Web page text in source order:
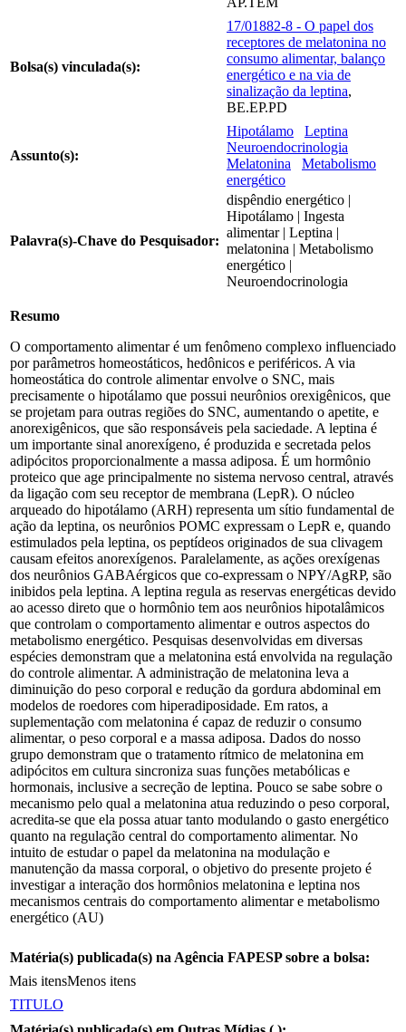
Bolsa(s) vinculada(s):
17/01882-8 - O papel dos
receptores de melatonina no
consumo alimentar, balanço
energético e na via de
sinalização da leptina,
BE.EP.PD
Assunto(s):
Hipotálamo
Leptina
Neuroendocrinologia
Melatonina
Metabolismo
energético
Palavra(s)-Chave do Pesquisador:
dispêndio energético |
Hipotálamo | Ingesta
alimentar | Leptina |
melatonina | Metabolismo
energético |
Neuroendocrinologia
Resumo
O comportamento alimentar é um fenômeno complexo influenciado
por parâmetros homeostáticos, hedônicos e periféricos. A via
homeostática do controle alimentar envolve o SNC, mais
precisamente o hipotálamo que possui neurônios orexigênicos, que
se projetam para outras regiões do SNC, aumentando o apetite, e
anorexigênicos, que são responsáveis pela saciedade. A leptina é
um importante sinal anorexígeno, é produzida e secretada pelos
adipócitos proporcionalmente a massa adiposa. É um hormônio
proteico que age principalmente no sistema nervoso central, através
da ligação com seu receptor de membrana (LepR). O núcleo
arqueado do hipotálamo (ARH) representa um sítio fundamental de
ação da leptina, os neurônios POMC expressam o LepR e, quando
estimulados pela leptina, os peptídeos originados de sua clivagem
causam efeitos anorexígenos. Paralelamente, as ações orexígenas
dos neurônios GABAérgicos que co-expressam o NPY/AgRP, são
inibidos pela leptina. A leptina regula as reservas energéticas devido
ao acesso direto que o hormônio tem aos neurônios hipotalâmicos
que controlam o comportamento alimentar e outros aspectos do
metabolismo energético. Pesquisas desenvolvidas em diversas
espécies demonstram que a melatonina está envolvida na regulação
do controle alimentar. A administração de melatonina leva a
diminuição do peso corporal e redução da gordura abdominal em
modelos de roedores com hiperadiposidade. Em ratos, a
suplementação com melatonina é capaz de reduzir o consumo
alimentar, o peso corporal e a massa adiposa. Dados do nosso
grupo demonstram que o tratamento rítmico de melatonina em
adipócitos em cultura sincroniza suas funções metabólicas e
hormonais, inclusive a secreção de leptina. Pouco se sabe sobre o
mecanismo pelo qual a melatonina atua reduzindo o peso corporal,
acredita-se que ela possa atuar tanto modulando o gasto energético
quanto na regulação central do comportamento alimentar. No
intuito de estudar o papel da melatonina na modulação e
manutenção da massa corporal, o objetivo do presente projeto é
investigar a interação dos hormônios melatonina e leptina nos
mecanismos centrais do comportamento alimentar e metabolismo
energético (AU)
Matéria(s) publicada(s) na Agência FAPESP sobre a bolsa:
Mais itensMenos itens
TITULO